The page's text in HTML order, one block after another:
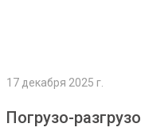
17 декабря 2025 г.
Погрузо-